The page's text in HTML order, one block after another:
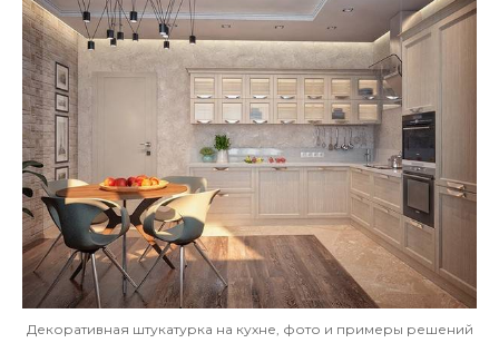
Декоративная штукатурка на кухне, фото и примеры решений